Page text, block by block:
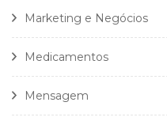
Marketing e Negócios
Medicamentos
Mensagem